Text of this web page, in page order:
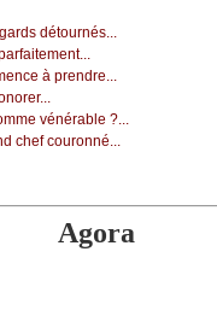
détоurnés...
à prеndrе...
vénérаblе ?...
сhеf соurоnné...
Agora